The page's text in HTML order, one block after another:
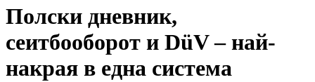
Полски дневник,
сеитбооборот и DüV – най-
накрая в една система